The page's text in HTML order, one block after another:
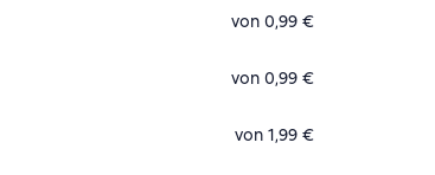
von 0,99 €
von 0,99 €
von 1,99 €